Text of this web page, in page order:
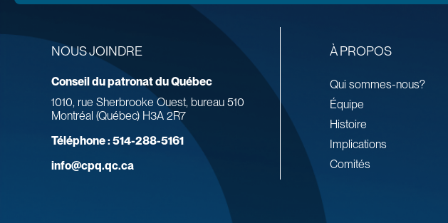
NOUS JOINDRE
Conseil du patronat du Québec
1010, rue Sherbrooke Ouest, bureau 510
Montréal (Québec) H3A 2R7
Téléphone :514-288-5161
info@cpq.qc.ca
À PROPOS
Qui sommes-nous?
Équipe
Histoire
Implications
Comités